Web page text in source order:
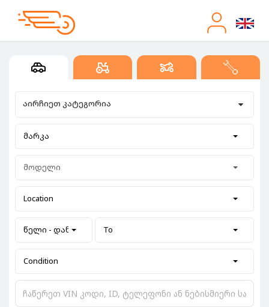
აირჩიეთ კატეგორია
მარკა
მოდელი
Location
წელი - დან To
Condition